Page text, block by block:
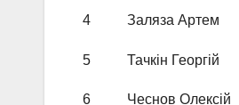
4 Заляза Артем
5 Тачкін Георгій
6 Чеснов Олексій